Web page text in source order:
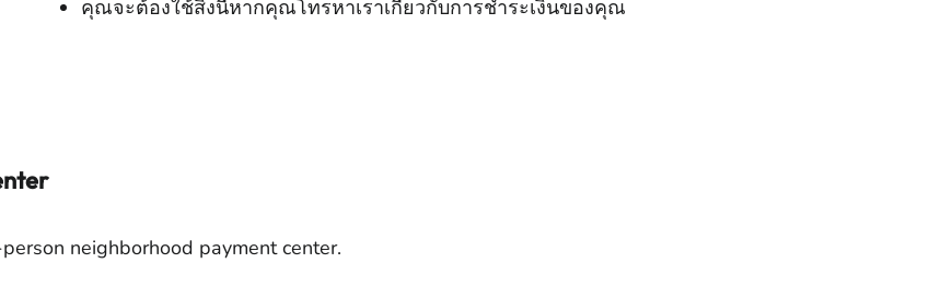
คุณจะต้องใช้สิ่งนี้หากคุณโทรหาเราเกี่ยวกับการชําระเงินของคุณ